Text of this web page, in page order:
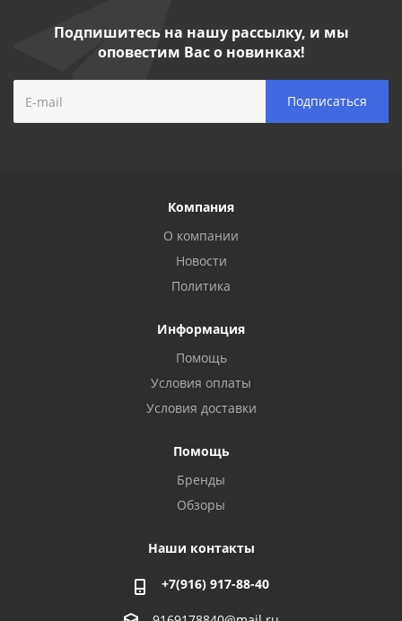
Подпишитесь на нашу рассылку, и мы
оповестим Вас о новинках!
Компания
О компании
Новости
Политика
Информация
Помощь
Условия оплаты
Условия доставки
Помощь
Бренды
Обзоры
Наши контакты
+7(916) 917-88-40